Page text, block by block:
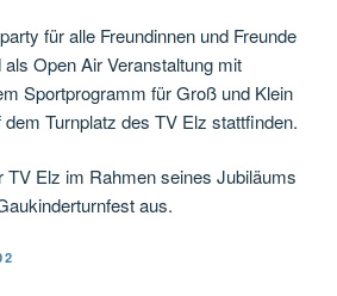
für alle Freundinnen und Freunde
Open Air Veranstaltung mit
Sportprogramm für Groß und Klein
Turnplatz des TV Elz stattfinden.
TV Elz im Rahmen seines Jubiläums
aus.